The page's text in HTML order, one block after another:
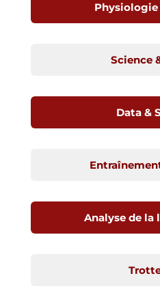
Physiologie
Science
Data &
Analyse de